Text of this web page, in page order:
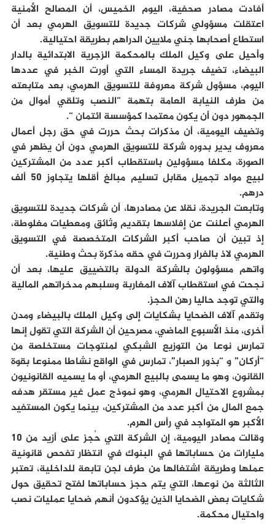
أفادت مصادر صحفية، اليوم الخميس، أن المصالح الأمنية
اعتقلت مسؤولي شركات جديدة للتسويق الهرمي بعد أن
استطاع أصحابها جني ملايين الدراهم بطريقة احتيالية.
وأحيل على وكيل الملك بالمحكمة الزجرية الابتدائية بالدار
البيضاء، تضيف جريدة المساء التي أورت الخبر في عددها
اليوم، مسؤول شركة معروفة للتسويق الهرمي، بعد متابعته
من طرف النيابة العامة بتهمة “النصب وتلقي أموال من
الجمهور دون أن يكون معتمدا كمؤسسة ائتمان “.
وتضيف اليومية، أن مذكرات بحث حررت في حق رجل أعمال
معروف يدير بدوره شركة للتسويق الهرمي دون أن يظهر في
الصورة، مكلفا مسؤولين باستقطاب أكبر عدد من المشتركين
لبيع مواد تجميل مقابل تسليم مبالغ أقلها يتجاوز 50 ألف
درهم.
وتابعت الجريدة، نقلا عن مصادرها، أن شركات جديدة للتسويق
الهرمي أعلنت عن إفلاسها بتقديم وثائق ومعطيات مغلوطة،
إذ تبين أن صاحب أكبر الشركات المتخصصة في التسويق
الهرمي لاذ بالفرار وحررت في حقه مذكرة بحث وطنية.
واتهم مسؤولون بالشركة الدولة بالتضييق عليها، بعد أن
نجحت في استقطاب آلاف المغاربة وسلبهم مدخراتهم المالية
والتي توجد حاليا رهن الحجز.
وتقدم آلاف الضحايا بشكايات إلى وكيل الملك بالبيضاء ومدن
أخرى، منذ الأسبوع الماضي، مصرحين أن الشركة التي تقول إنها
تمارس نوعا من التوزيع الشبكي لمنتوجات مستخلصة من
“أركان” و “بذور الصبار”، تمارس في الواقع نشاطا ممنوعا بقوة
القانون، وهو ما يسمى بالبيع الهرمي، أو ما يسميه القانونيون
بمشروع الاحتيال الهرمي، وهو نموذج عمل غير مستقر هدفه
جمع المال من أكبر عدد من المشتركين، بينما يكون المستفيد
الأكبر هو المتواجد في رأس الهرم.
وقالت مصادر اليومية، إن الشركة التي حُجز على أزيد من 10
مليارات من حساباتها في البنوك في انتظار تفحص قانونية
عملها وطريقة اشتغالها من طرف لجن تابعة للداخلية، تعتبر
الثالثة من نوعها، التي يتم حجز حساباتها لفتح تحقيق حول
شكايات بعض الضحايا الذين يؤكدون أنهم ضحايا عمليات نصب
واحتيال محكمة.